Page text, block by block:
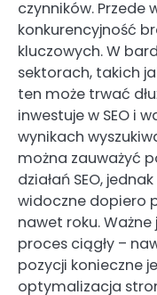
czynników. Przede
konkurencyjność
kluczowych. W
sektorach, takich
ten może trwać
inwestuje w SEO i
wynikach
można zauważyć
działań SEO,
widoczne dopiero
nawet roku. Ważne
proces ciągły –
pozycji konieczne
optymalizacja